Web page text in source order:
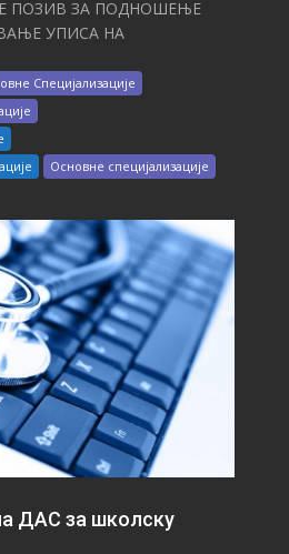
ПОЗИВ ЗА ПОДНОШЕЊЕ
УПИСА НА
Специјализације
Основне специјализације
ДАС за школску